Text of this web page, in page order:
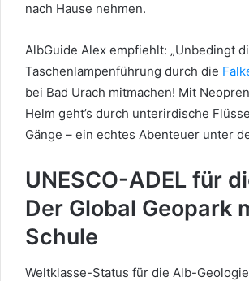
nach Hause nehmen.
AlbGuide Alex empfiehlt: „Unbedingt
Taschenlampenführung durch die
bei Bad Urach mitmachen! Mit
Helm geht’s durch unterirdische
Gänge – ein echtes Abenteuer unter
UNESCO-ADEL für
Der Global Geopark
Schule
Weltklasse-Status für die Alb-